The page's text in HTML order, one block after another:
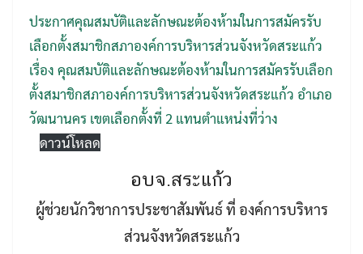
Search
for:
Search
ประกาศคุณสมบัติและลักษณะต้องห้ามในการสมัครรับ
เลือกตั้งสมาชิกสภาองค์การบริหารส่วนจังหวัดสระแก้ว
เรื่อง คุณสมบัติและลักษณะต้องห้ามในการสมัครรับเลือก
ตั้งสมาชิกสภาองค์การบริหารส่วนจังหวัดสระแก้ว อำเภอ
วัฒนานคร เขตเลือกตั้งที่ 2 แทนตำแหน่งที่ว่าง
ดาวน์โหลด
อบจ.สระแก้ว
ผู้ช่วยนักวิชาการประชาสัมพันธ์ ที่ องค์การบริหาร
ส่วนจังหวัดสระแก้ว